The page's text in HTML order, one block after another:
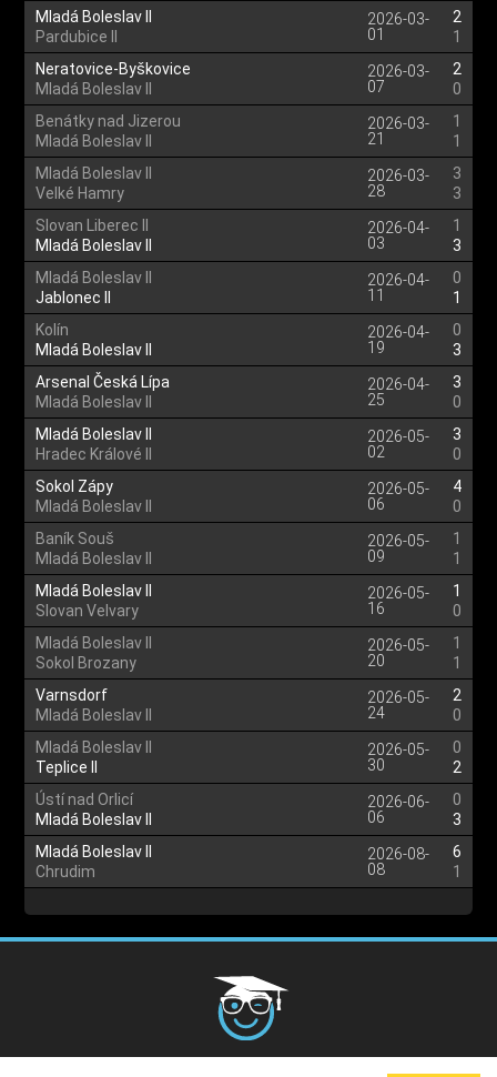
Mladá Boleslav II
Pardubice II
2026-03-
01
2
1
Neratovice-Byškovice
Mladá Boleslav II
2026-03-
07
2
0
Benátky nad Jizerou
Mladá Boleslav II
2026-03-
21
1
1
Mladá Boleslav II
Velké Hamry
2026-03-
28
3
3
Slovan Liberec II
Mladá Boleslav II
2026-04-
03
1
3
Mladá Boleslav II
Jablonec II
2026-04-
11
0
1
Kolín
Mladá Boleslav II
2026-04-
19
0
3
Arsenal Česká Lípa
Mladá Boleslav II
2026-04-
25
3
0
Mladá Boleslav II
Hradec Králové II
2026-05-
02
3
0
Sokol Zápy
Mladá Boleslav II
2026-05-
06
4
0
Baník Souš
Mladá Boleslav II
2026-05-
09
1
1
Mladá Boleslav II
Slovan Velvary
2026-05-
16
1
0
Mladá Boleslav II
Sokol Brozany
2026-05-
20
1
1
Varnsdorf
Mladá Boleslav II
2026-05-
24
2
0
Mladá Boleslav II
Teplice II
2026-05-
30
0
2
Ústí nad Orlicí
Mladá Boleslav II
2026-06-
06
0
3
Mladá Boleslav II
Chrudim
2026-08-
08
6
1